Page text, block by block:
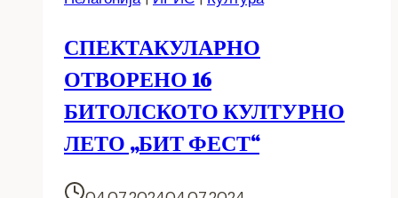
СПЕКТАКУЛАРНО
ОТВОРЕНО 16
БИТОЛСКОТО КУЛТУРНО
ЛЕТО „БИТ ФЕСТ“